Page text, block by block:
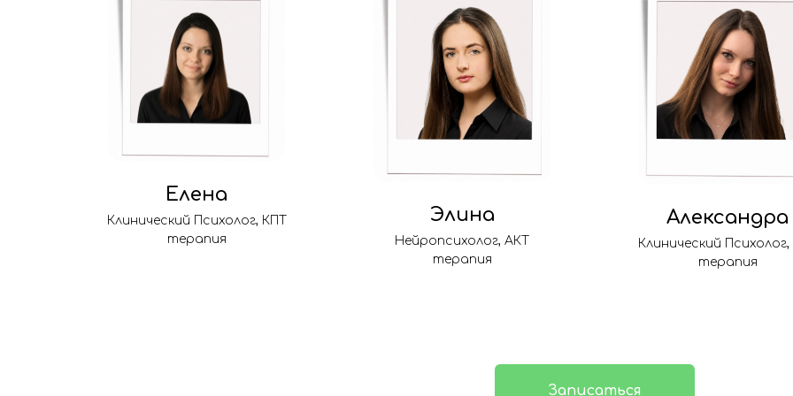
Елена
Клинический Психолог, КПТ
терапия
Элина
Нейропсихолог, АКТ
терапия
Александра
Клинический
терапия
Записаться